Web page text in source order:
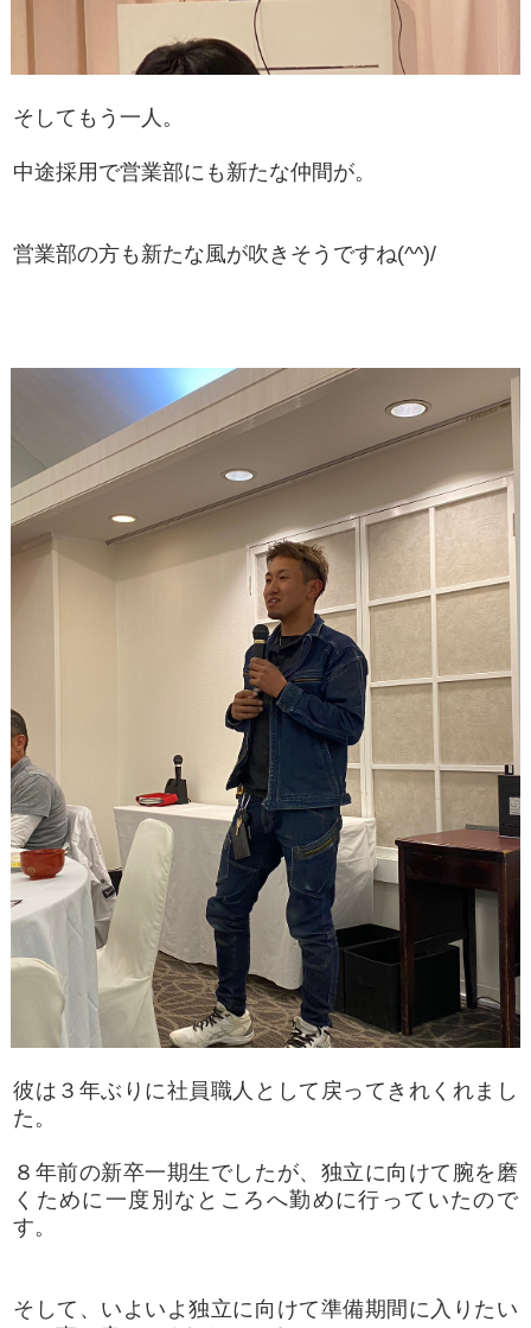
そしてもう一人。
中途採用で営業部にも新たな仲間が。
営業部の方も新たな風が吹きそうですね(^^)/
彼は３年ぶりに社員職人として戻ってきれくれまし
た。
８年前の新卒一期生でしたが、独立に向けて腕を磨
くために一度別なところへ勤めに行っていたので
す。
そして、いよいよ独立に向けて準備期間に入りたい